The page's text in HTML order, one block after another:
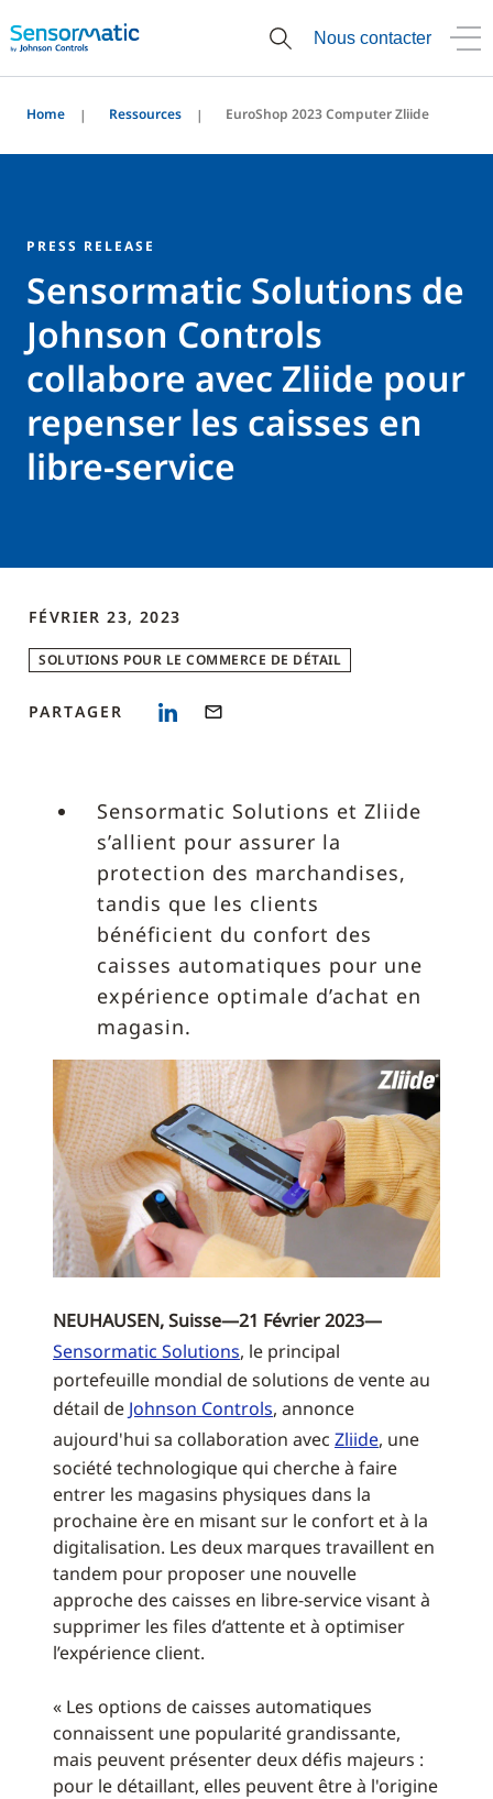
Nous contacter
Home Ressources EuroShop 2023 Computer Zliide
PRESS RELEASE
Sensormatic Solutions de
Johnson Controls
collabore avec Zliide pour
repenser les caisses en
libre-service
FÉVRIER 23, 2023
SOLUTIONS POUR LE COMMERCE DE DÉTAIL
PARTAGER
Sensormatic Solutions et Zliide
s’allient pour assurer la
protection des marchandises,
tandis que les clients
bénéficient du confort des
caisses automatiques pour une
expérience optimale d’achat en
magasin.
NEUHAUSEN, Suisse—21 Février 2023—
Sensormatic Solutions, le principal
portefeuille mondial de solutions de vente au
détail de Johnson Controls, annonce
aujourd'hui sa collaboration avec Zliide, une
société technologique qui cherche à faire
entrer les magasins physiques dans la
prochaine ère en misant sur le confort et à la
digitalisation. Les deux marques travaillent en
tandem pour proposer une nouvelle
approche des caisses en libre-service visant à
supprimer les files d’attente et à optimiser
l’expérience client.
« Les options de caisses automatiques
connaissent une popularité grandissante,
mais peuvent présenter deux défis majeurs :
pour le détaillant, elles peuvent être à l'origine